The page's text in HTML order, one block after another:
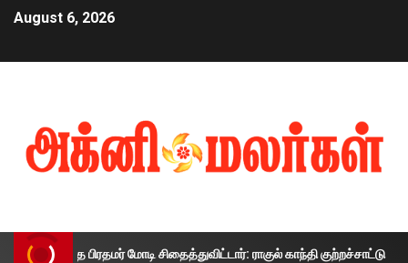
August 6, 2026
பிரதமர் மோடி சிதைத்துவிட்டார்: ராகுல் காந்தி குற்றச்சாட்டு